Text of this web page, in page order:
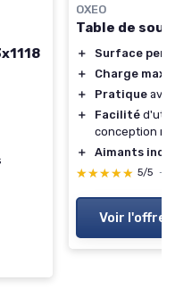
OXEO
Table de
＋
Surface
＋
Charge
＋
Pratique
＋
Facilité
conception
＋
Aimants
★★★★★
★★★★★ 5/5 —
Voir l'offre